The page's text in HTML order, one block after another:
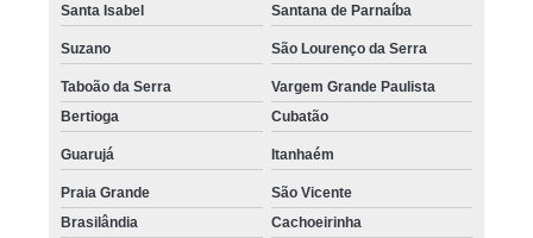
Santa Isabel Santana de Parnaíba
Suzano São Lourenço da Serra
Taboão da Serra
Vargem Grande Paulista
Bertioga
Cubatão
Guarujá Itanhaém
Praia Grande
São Vicente
Brasilândia
Cachoeirinha